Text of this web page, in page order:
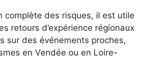
complète des risques, il est utile
retours d’expérience régionaux
sur des événements proches,
en Vendée ou en Loire-